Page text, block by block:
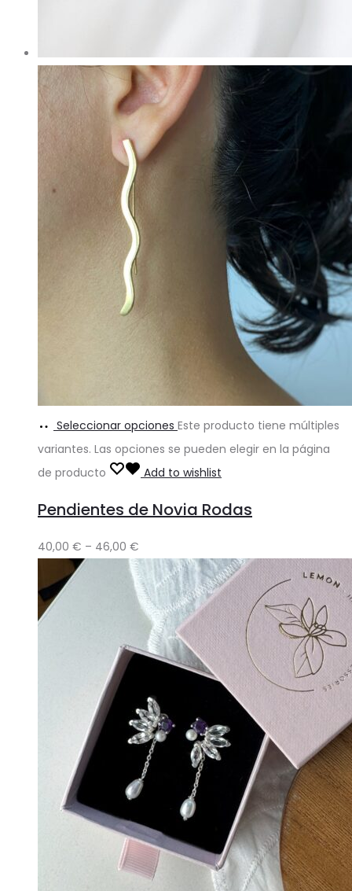
Seleccionar opciones Este producto tiene múltiples
variantes. Las opciones se pueden elegir en la página
de producto
Add to wishlist
Pendientes de Novia Rodas
40,00 € – 46,00 €